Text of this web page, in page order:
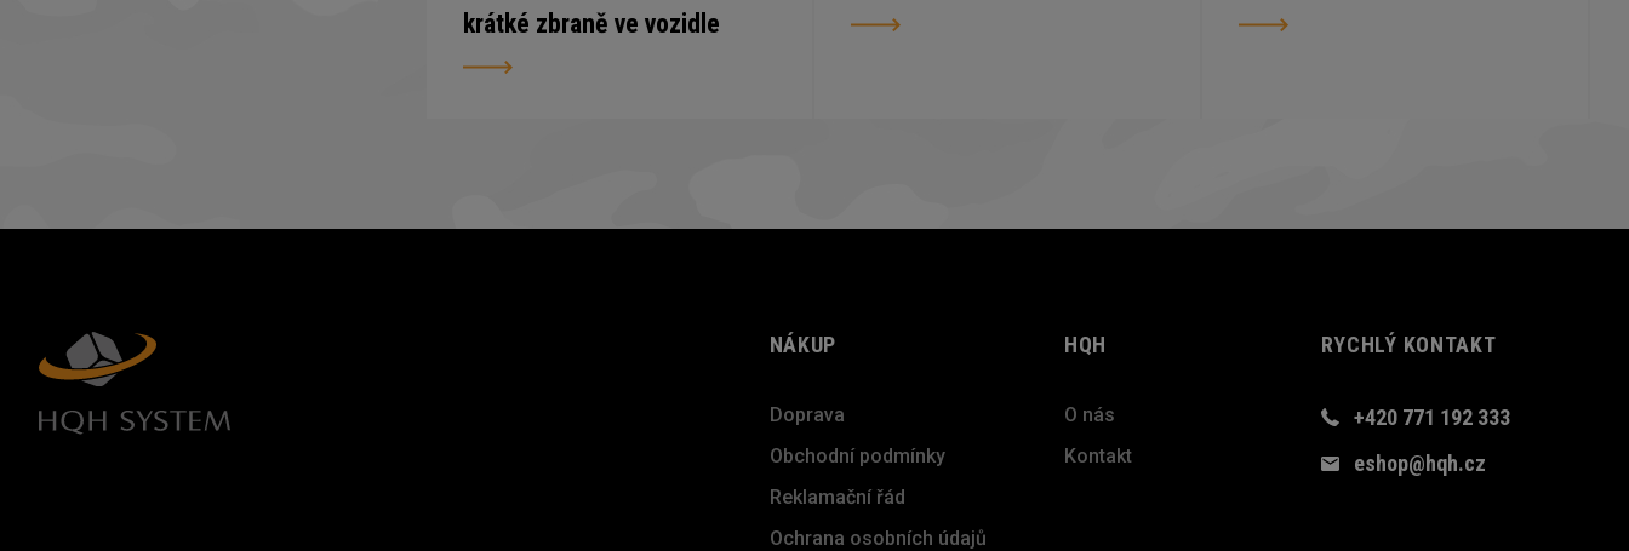
krátké zbraně ve vozidle
NÁKUP
Doprava
Obchodní podmínky
Reklamační řád
Ochrana osobních údajů
HQH
O nás
Kontakt
RYCHLÝ KONTAKT
+420 771 192 333
eshop@hqh.cz